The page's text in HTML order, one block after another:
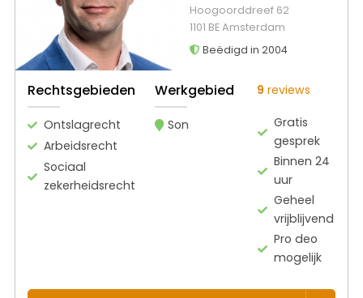
Hoogoorddreef 62
1101 BE Amsterdam
Beëdigd in 2004
Rechtsgebieden
Ontslagrecht
Arbeidsrecht
Sociaal
zekerheidsrecht
Werkgebied
Son
9 reviews
Gratis
gesprek
Binnen 24
uur
Geheel
vrijblijvend
Pro deo
mogelijk